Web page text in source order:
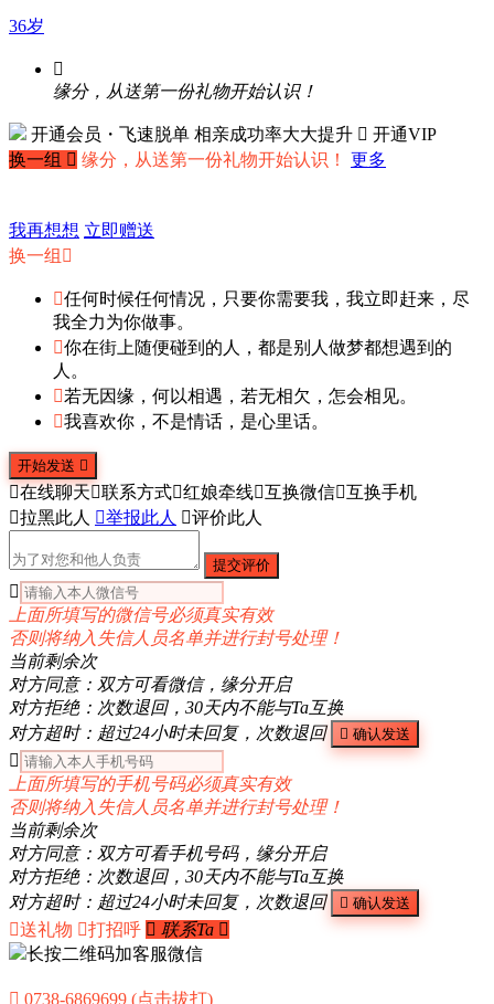
36岁

缘分，从送第一份礼物开始认识！
开通会员・飞速脱单 相亲成功率大大提升  开通VIP
换一组  缘分，从送第一份礼物开始认识！ 更多
我再想想 立即赠送
换一组 
任何时候任何情况，只要你需要我，我立即赶来，尽
我全力为你做事。
你在街上随便碰到的人，都是别人做梦都想遇到的
人。
若无因缘，何以相遇，若无相欠，怎会相见。
我喜欢你，不是情话，是心里话。
开始发送 
在线聊天联系方式红娘牵线互换微信互换手机
拉黑此人 举报此人 评价此人
提交评价

上面所填写的微信号必须真实有效
否则将纳入失信人员名单并进行封号处理！
当前剩余次
对方同意：双方可看微信，缘分开启
对方拒绝：次数退回，30天内不能与Ta互换
对方超时：超过24小时未回复，次数退回
 确认发送

上面所填写的手机号码必须真实有效
否则将纳入失信人员名单并进行封号处理！
当前剩余次
对方同意：双方可看手机号码，缘分开启
对方拒绝：次数退回，30天内不能与Ta互换
对方超时：超过24小时未回复，次数退回
 确认发送
送礼物 打招呼  联系Ta 
长按二维码加客服微信
 0738-6869699 (点击拔打)